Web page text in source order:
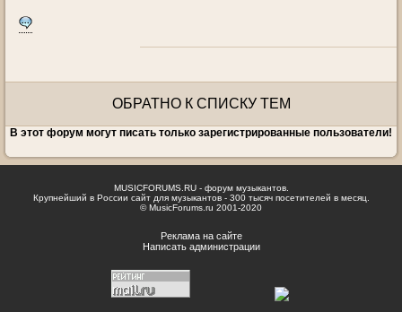
ОБРАТНО К СПИСКУ ТЕМ
В этот форум могут писать только зарегистрированные пользователи!
MUSICFORUMS.RU - форум музыкантов.
Крупнейший в России сайт для музыкантов - 300 тысяч посетителей в месяц.
© MusicForums.ru 2001-2020
Реклама на сайте
Написать администрации